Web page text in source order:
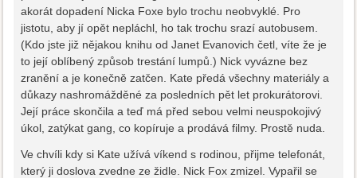
akorát dopadení Nicka Foxe bylo trochu neobvyklé. Pro
jistotu, aby jí opět nepláchl, ho tak trochu srazí autobusem.
(Kdo jste již nějakou knihu od Janet Evanovich četl, víte že je
to její oblíbený způsob trestání lumpů.) Nick vyvázne bez
zranění a je konečně zatčen. Kate předá všechny materiály a
důkazy nashromážděné za posledních pět let prokurátorovi.
Její práce skončila a teď má před sebou velmi neuspokojivý
úkol, zatýkat gang, co kopíruje a prodává filmy. Prostě nuda.
Ve chvíli kdy si Kate užívá víkend s rodinou, přijme telefonát,
který ji doslova zvedne ze židle. Nick Fox zmizel. Vypařil se